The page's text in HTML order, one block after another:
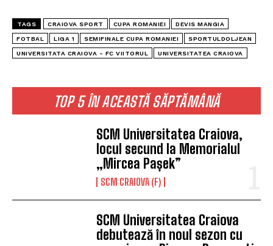
TOP 5 ÎN ACEASTĂ SĂPTĂMÂNĂ
SCM Universitatea Craiova,
locul secund la Memorialul
„Mircea Pașek”
SCM CRAIOVA (F)
SCM Universitatea Craiova
debutează în noul sezon cu
TAGS CRAIOVA SPORT CUPA ROMANIEI DEVIS MANGIA
FOTBAL LIGA 1 SEMIFINALE CUPA ROMANIEI SPORTULDOLJEAN
UNIVERSITATA CRAIOVA - FC VIITORUL UNIVERSITATEA CRAIOVA